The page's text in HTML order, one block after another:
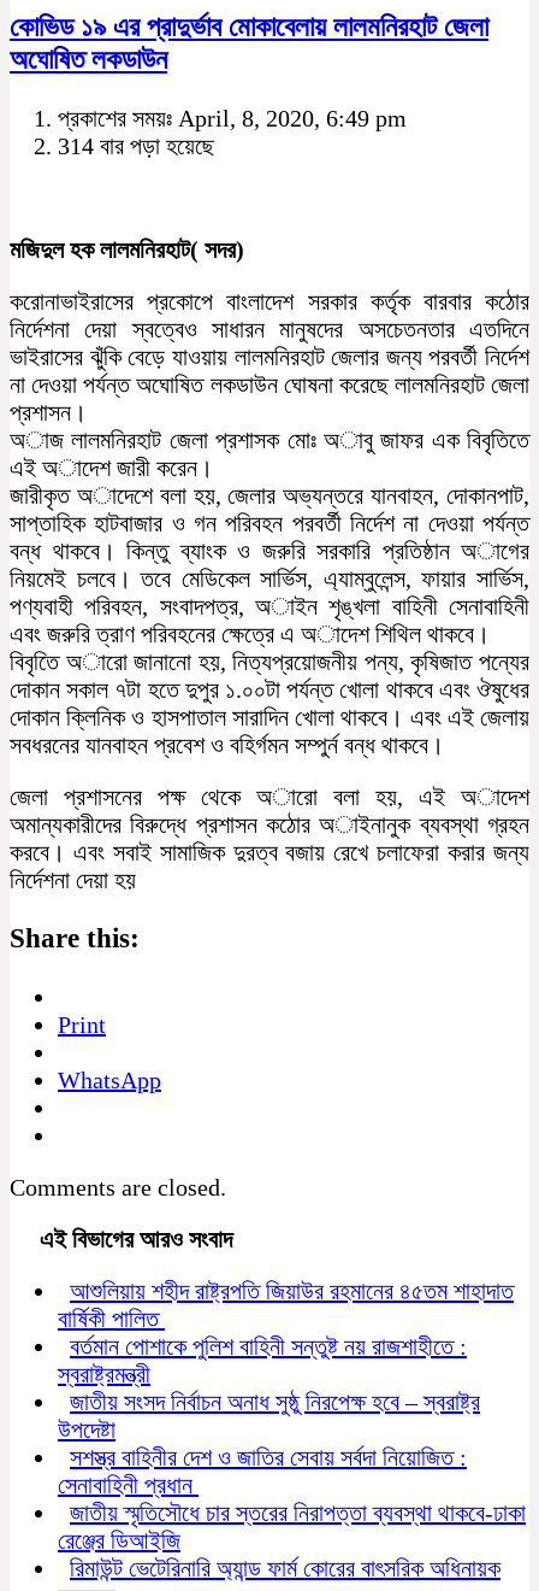
কোভিড ১৯ এর প্রাদুর্ভাব মোকাবেলায় লালমনিরহাট জেলা
অঘোষিত লকডাউন
প্রকাশের সময়ঃ April, 8, 2020, 6:49 pm
314 বার পড়া হয়েছে
মজিদুল হক লালমনিরহাট( সদর)
করোনাভাইরাসের প্রকোপে বাংলাদেশ সরকার কর্তৃক বারবার কঠোর
নির্দেশনা দেয়া স্বত্বেও সাধারন মানুষদের অসচেতনতার এতদিনে
ভাইরাসের ঝুঁকি বেড়ে যাওয়ায় লালমনিরহাট জেলার জন্য পরবর্তী নির্দেশ
না দেওয়া পর্যন্ত অঘোষিত লকডাউন ঘোষনা করেছে লালমনিরহাট জেলা
প্রশাসন।
অাজ লালমনিরহাট জেলা প্রশাসক মোঃ অাবু জাফর এক বিবৃতিতে
এই অাদেশ জারী করেন।
জারীকৃত অাদেশে বলা হয়, জেলার অভ্যন্তরে যানবাহন, দোকানপাট,
সাপ্তাহিক হাটবাজার ও গন পরিবহন পরবর্তী নির্দেশ না দেওয়া পর্যন্ত
বন্ধ থাকবে। কিন্তু ব্যাংক ও জরুরি সরকারি প্রতিষ্ঠান অাগের
নিয়মেই চলবে। তবে মেডিকেল সার্ভিস, এ্যাম্বুলেন্স, ফায়ার সার্ভিস,
পণ্যবাহী পরিবহন, সংবাদপত্র, অাইন শৃঙ্খলা বাহিনী সেনাবাহিনী
এবং জরুরি ত্রাণ পরিবহনের ক্ষেত্রে এ অাদেশ শিথিল থাকবে।
বিবৃতিে অারো জানানো হয়, নিত্যপ্রয়োজনীয় পন্য, কৃষিজাত পন্যের
দোকান সকাল ৭টা হতে দুপুর ১.০০টা পর্যন্ত খোলা থাকবে এবং ঔষুধের
দোকান ক্লিনিক ও হাসপাতাল সারাদিন খোলা থাকবে। এবং এই জেলায়
সবধরনের যানবাহন প্রবেশ ও বহির্গমন সম্পুর্ন বন্ধ থাকবে।
জেলা প্রশাসনের পক্ষ থেকে অারো বলা হয়, এই অাদেশ
অমান্যকারীদের বিরুদ্ধে প্রশাসন কঠোর অাইনানুক ব্যবস্থা গ্রহন
করবে। এবং সবাই সামাজিক দুরত্ব বজায় রেখে চলাফেরা করার জন্য
নির্দেশনা দেয়া হয়
Share this:
Print
WhatsApp
Comments are closed.
এই বিভাগের আরও সংবাদ
আশুলিয়ায় শহীদ রাষ্ট্রপতি জিয়াউর রহমানের ৪৫তম শাহাদাত
বার্ষিকী পালিত
বর্তমান পোশাকে পুলিশ বাহিনী সন্তুষ্ট নয় রাজশাহীতে :
স্বরাষ্ট্রমন্ত্রী
জাতীয় সংসদ নির্বাচন অনাধ সুষ্ঠু নিরপেক্ষ হবে – স্বরাষ্ট্র
উপদেষ্টা
সশস্ত্র বাহিনীর দেশ ও জাতির সেবায় সর্বদা নিয়োজিত :
সেনাবাহিনী প্রধান
জাতীয় স্মৃতিসৌধে চার স্তরের নিরাপত্তা ব্যবস্থা থাকবে-ঢাকা
রেঞ্জের ডিআইজি
রিমাউন্ট ভেটেরিনারি অ্যান্ড ফার্ম কোরের বাৎসরিক অধিনায়ক